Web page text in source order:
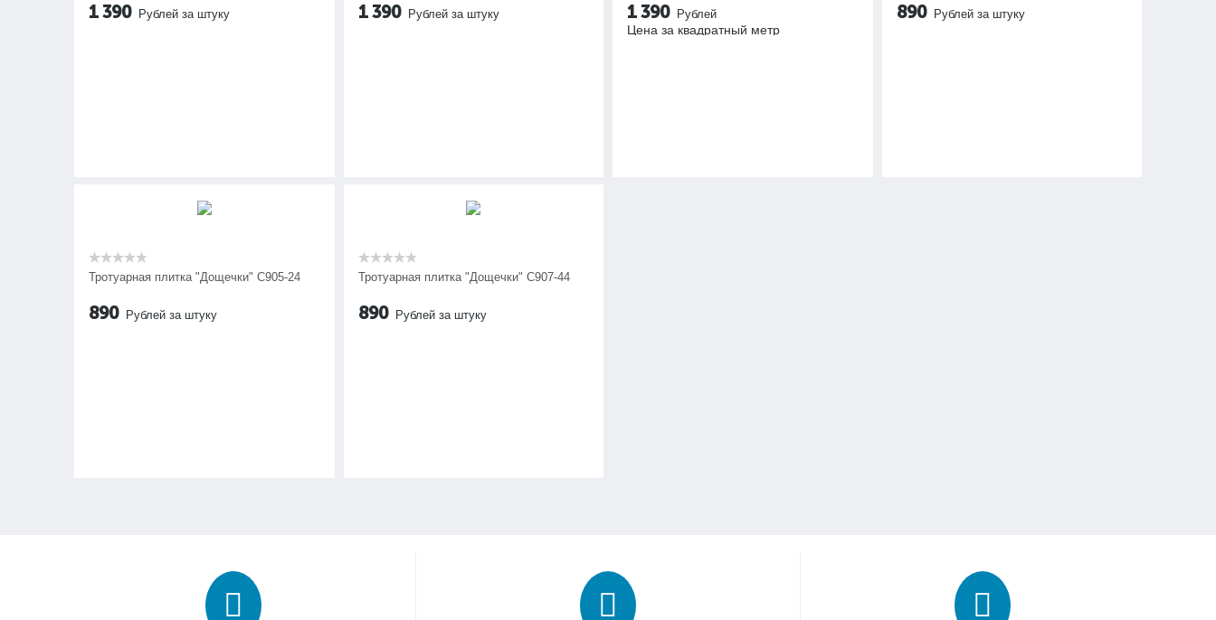
1 390 Рублей за штуку 1 390 Рублей за штуку 1 390 Рублей
Цена за квадратный метр
890 Рублей за штуку
Тротуарная плитка "Дощечки" C905-24
890 Рублей за штуку
Тротуарная плитка "Дощечки" C907-44
890 Рублей за штуку